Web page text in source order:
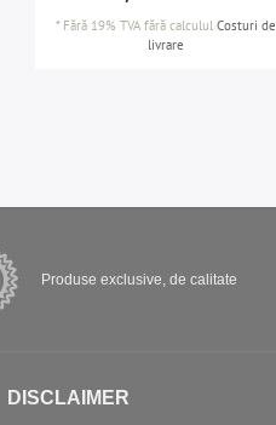
* Fără 19% TVAfără calculul Costuri de
livrare
Produse exclusive, de calitate
DISCLAIMER